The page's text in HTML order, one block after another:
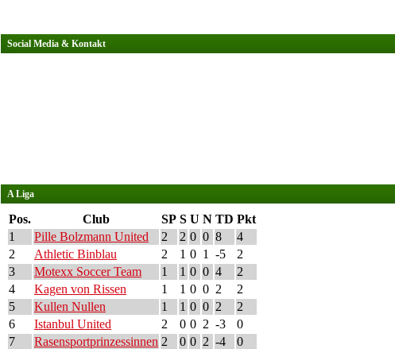
Social Media & Kontakt
A Liga
Pos. Club SP S U N TD Pkt
1
Pille Bolzmann United 2 2 0 0 8
4
2
Athletic Binblau 2 1 0 1 -5
2
3
Motexx Soccer Team 1 1 0 0 4
2
4
Kagen von Rissen 1 1 0 0 2
2
5
Kullen Nullen 1 1 0 0 2
2
6
Istanbul United 2 0 0 2 -3
0
7
Rasensportprinzessinnen 2 0 0 2 -4
0